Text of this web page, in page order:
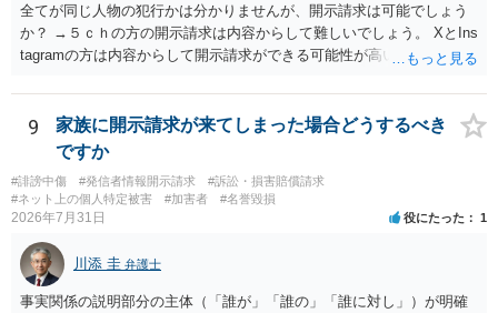
全てが同じ人物の犯行かは分かりませんが、開示請求は可能でしょう
か？ →５ｃｈの方の開示請求は内容からして難しいでしょう。 XとIns
tagramの方は内容からして開示請求ができる可能性が高いでしょう。
いでしょう。７月中にアカウントが削除されている場合、今から進め
ても失敗する可能性が高いように思われます。 相手を特定できた場
合、相手に全ての弁護士費用を負担させることは可能でしょうか？ →
訴訟外の交渉で相手方が認めれば負担させることができるでしょう。
訴訟で判決となった場合は、実際の弁護士費用が認められる場合と認
められない場合があり何ともいえないところでしょう。
9
家族に開示請求が来てしまった場合どうするべき
ですか
#誹謗中傷 #発信者情報開示請求
#訴訟・損害賠償請求
#ネット上の個人特定被害
#加害者 #名誉毀損
2026年7月31日 役にたった 1
川添 圭 弁護士
事実関係の説明部分の主体（「誰が」「誰の」「誰に対し」）が明確